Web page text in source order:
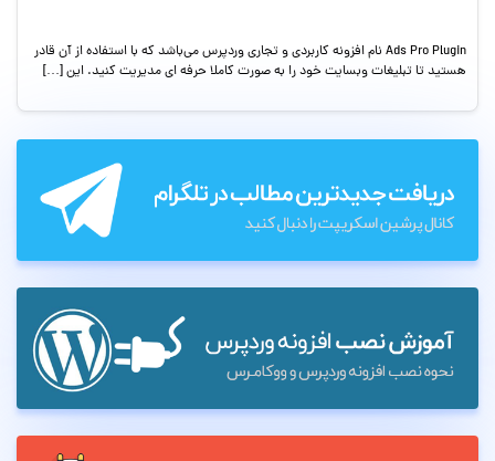
Ads Pro Plugin نام افزونه کاربردی و تجاری وردپرس می‌باشد که با استفاده از آن قادر
هستید تا تبلیغات وبسایت خود را به صورت کاملا حرفه ای مدیریت کنید. این […]